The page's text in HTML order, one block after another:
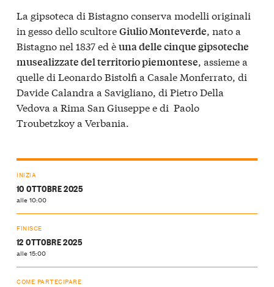
La gipsoteca di Bistagno conserva modelli originali
in gesso dello scultoreGiulio Monteverde, nato a
Bistagno nel 1837 ed èuna delle cinque gipsoteche
musealizzate del territorio piemontese, assieme a
quelle di Leonardo Bistolfi a Casale Monferrato, di
Davide Calandra a Savigliano, di Pietro Della
Vedova a Rima San Giuseppe e di Paolo
Troubetzkoy a Verbania.
INIZIA
10 OTTOBRE 2025
alle 10:00
FINISCE
12 OTTOBRE 2025
alle 15:00
COME PARTECIPARE